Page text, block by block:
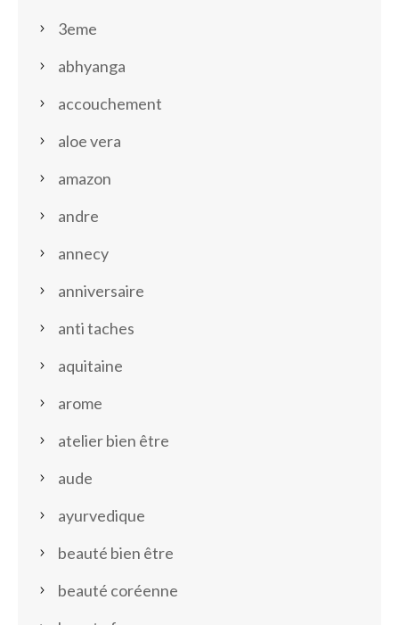
3eme
abhyanga
accouchement
aloe vera
amazon
andre
annecy
anniversaire
anti taches
aquitaine
arome
atelier bien être
aude
ayurvedique
beauté bien être
beauté coréenne